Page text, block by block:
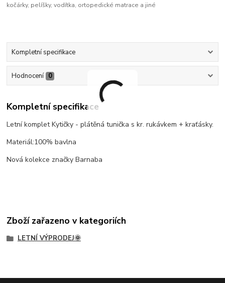
kočárky, pelíšky, vodítka, ortopedické matrace a jiné
Kompletní specifikace
Hodnocení 0
Kompletní specifikace
Letní komplet Kytičky - plátěná tunička s kr. rukávkem + kraťásky.
Materiál:100% bavlna
Nová kolekce značky Barnaba
Zboží zařazeno v kategoriích
LETNÍ VÝPRODEJ🌞